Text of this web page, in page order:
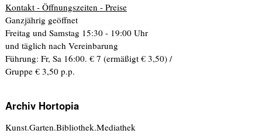
Kontakt - Öffnungszeiten - Preise
Ganzjährig geöffnet
Freitag und Samstag 15:30 - 19:00 Uhr
und täglich nach Vereinbarung
Führung: Fr, Sa 16:00. € 7 (ermäßigt € 3,50) /
Gruppe € 3,50 p.p.
Archiv Hortopia
Kunst.Garten.Bibliothek.Mediathek